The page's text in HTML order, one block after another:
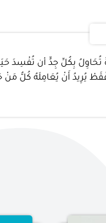
بِكُلِّ جِدٍّ أن تُفْسِدَ حَيَاةَ
يُرِيدُ أَنْ يُعَامِلَهُ كُلُّ مَنْ